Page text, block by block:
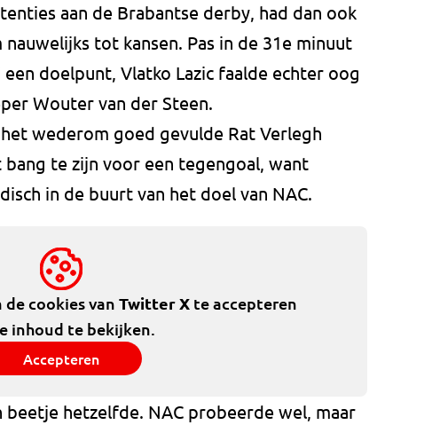
aan de Brabantse derby, had dan ook
tot kansen. Pas in de 31e minuut
doelpunt, Vlatko Lazic faalde echter oog
Wouter van der Steen.
wederom goed gevulde Rat Verlegh
te zijn voor een tegengoal, want
in de buurt van het doel van NAC.
cookies van Twitter Xte accepteren
inhoud te bekijken.
Accepteren
hetzelfde. NAC probeerde wel, maar